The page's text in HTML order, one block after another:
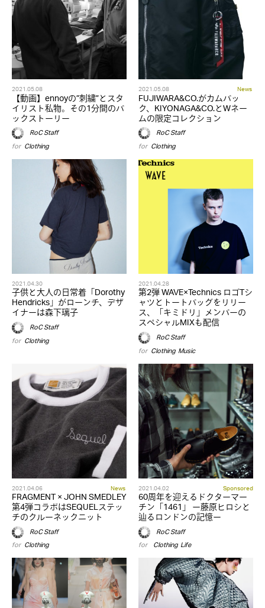
2021.05.08
【動画】ennoyの”刺繍”とスタ
イリスト私物。その1分間のバ
ックストーリー
RoC Staff
for Clothing
2021.05.08 News
FUJIWARA&CO.がカムバッ
ク、KIYONAGA&CO.とWネー
ムの限定コレクション
RoC Staff
for Clothing
2021.04.30
子供と大人の日常着「Dorothy
Hendricks」がローンチ、デザ
イナーは森下璃子
RoC Staff
for Clothing
2021.04.28
第2弾 WAVE×Technics ロゴTシ
ャツとトートバッグをリリー
ス、「キミドリ」メンバーの
スペシャルMIXも配信
RoC Staff
for Clothing,Music
2021.04.06 News
FRAGMENT × JOHN SMEDLEY
第4弾コラボはSEQUELステッ
チのクルーネックニット
RoC Staff
for Clothing
2021.04.02 Sponsored
60周年を迎えるドクターマー
チン「1461」 ー藤原ヒロシと
辿るロンドンの記憶ー
RoC Staff
for Clothing,Life